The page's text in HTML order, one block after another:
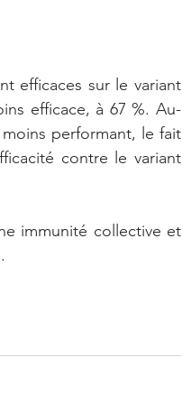
efficaces sur le variant
efficace, à 67 %. Au-
performant, le fait
contre le variant
immunité collective et